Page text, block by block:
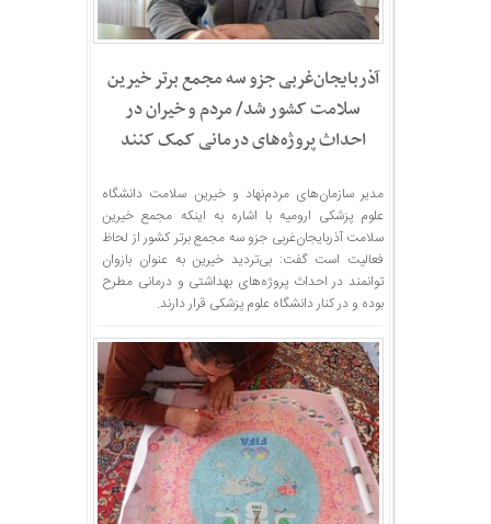
آذربایجان‌غربی جزو سه مجمع برتر خیرین
سلامت کشور شد/ مردم و خیران در
احداث پروژه‌های درمانی کمک کنند
مدیر سازمان‌های مردم‌نهاد و خیرین سلامت دانشگاه
علوم پزشکی ارومیه با اشاره به اینکه مجمع خیرین
سلامت آذربایجان‌غربی جزو سه مجمع برتر کشور از لحاظ
فعالیت است گفت: بی‌تردید خیرین به عنوان بازوان
توانمند در احداث پروژه‌های بهداشتی و درمانی مطرح
بوده و در کنار دانشگاه علوم پزشکی قرار دارند.